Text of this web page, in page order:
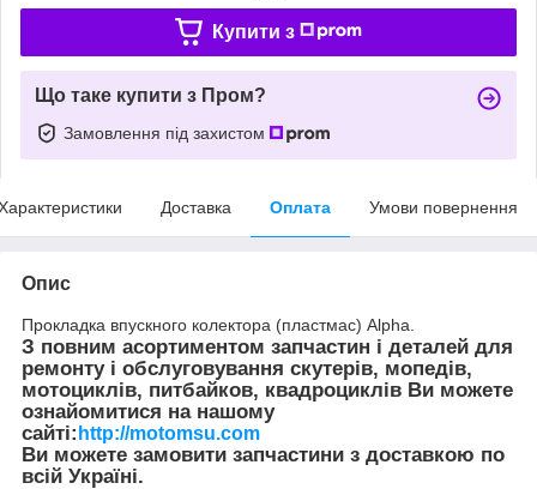
Купити з
Що таке купити з Пром?
Замовлення під захистом
Доставка Оплата Умови повернення
Опис
Прокладка впускного колектора (пластмас) Alpha.
З повним асортиментом запчастин і деталей для
ремонту і обслуговування скутерів, мопедів,
мотоциклів, питбайков, квадроциклів Ви можете
ознайомитися на нашому
сайті: http://motomsu.com
Ви можете замовити запчастини з доставкою по
всій Україні.